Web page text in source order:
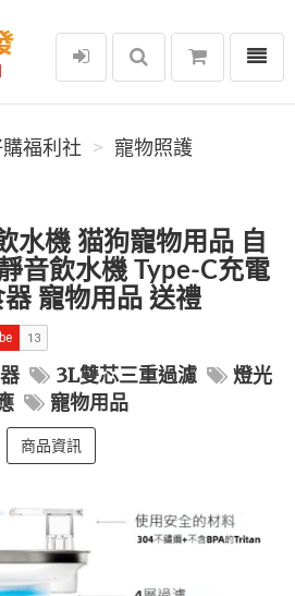
福利社
選單
福利社
寵物照護
水機 猫狗寵物用品 自
音飲水機 Type-C充電
寵物用品 送禮
3L雙芯三重過濾
燈光
寵物用品
商品資訊